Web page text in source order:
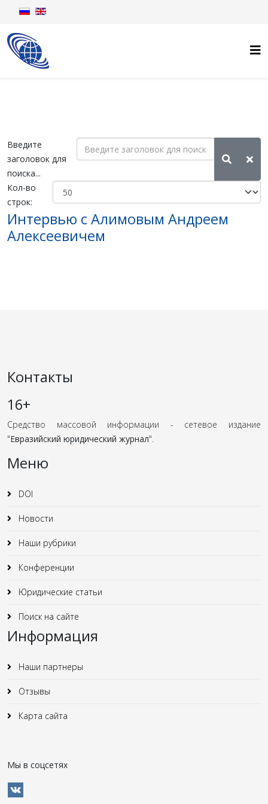
Введите
заголовок для
поиска...
Кол-во
строк:
Интервью с Алимовым Андреем
Алексеевичем
Контакты
16+
Средство массовой информации - сетевое издание
"Евразийский юридический журнал".
Меню
DOI
Новости
Наши рубрики
Конференции
Юридические статьи
Поиск на сайте
Информация
Наши партнеры
Отзывы
Карта сайта
Мы в соцсетях